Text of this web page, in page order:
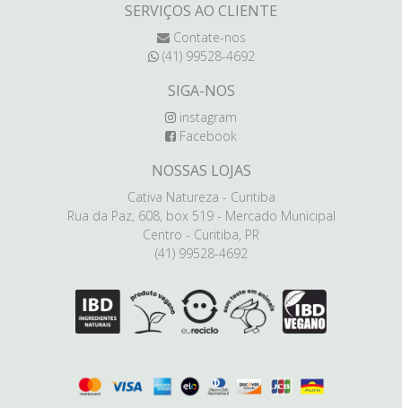
SERVIÇOS AO CLIENTE
Contate-nos
(41) 99528-4692
SIGA-NOS
instagram
Facebook
NOSSAS LOJAS
Cativa Natureza - Curitiba
Rua da Paz, 608, box 519 - Mercado Municipal
Centro - Curitiba, PR
(41) 99528-4692